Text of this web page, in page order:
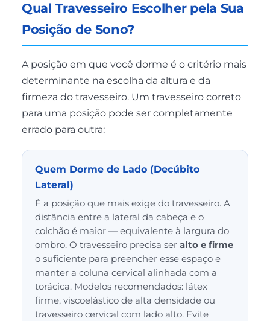
Qual Travesseiro Escolher pela Sua
Posição de Sono?
A posição em que você dorme é o critério mais
determinante na escolha da altura e da
firmeza do travesseiro. Um travesseiro correto
para uma posição pode ser completamente
errado para outra:
Quem Dorme de Lado (Decúbito
Lateral)
É a posição que mais exige do travesseiro. A
distância entre a lateral da cabeça e o
colchão é maior — equivalente à largura do
ombro. O travesseiro precisa ser alto e firme
o suficiente para preencher esse espaço e
manter a coluna cervical alinhada com a
torácica. Modelos recomendados: látex
firme, viscoelástico de alta densidade ou
travesseiro cervical com lado alto. Evite